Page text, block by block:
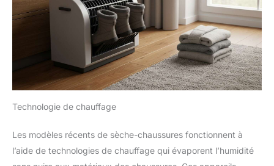
Technologie de chauffage
Les modèles récents de sèche-chaussures fonctionnent à
l’aide de technologies de chauffage qui évaporent l’humidité